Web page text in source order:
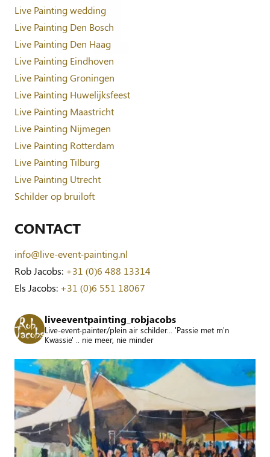
Live Painting wedding
Live Painting Den Bosch
Live Painting Den Haag
Live Painting Eindhoven
Live Painting Groningen
Live Painting Huwelijksfeest
Live Painting Maastricht
Live Painting Nijmegen
Live Painting Rotterdam
Live Painting Tilburg
Live Painting Utrecht
Schilder op bruiloft
CONTACT
info@live-event-painting.nl
Rob Jacobs: +31 (0)6 488 13314
Els Jacobs: +31 (0)6 551 18067
liveeventpainting_robjacobs
Live-event-painter/plein air schilder... 'Passie met m'n
Kwassie' .. nie meer, nie minder